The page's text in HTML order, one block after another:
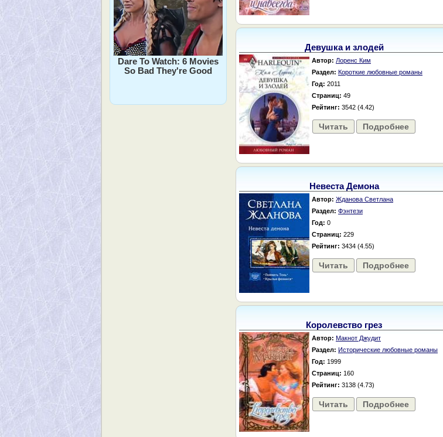
Dare To Watch: 6 Movies
So Bad They're Good
Девушка и злодей
Автор: Лоренс Ким
Раздел: Короткие любовные романы
Год: 2011
Страниц: 49
Рейтинг: 3542 (4.42)
Читать Подробнее
Невеста Демона
Автор: Жданова Светлана
Раздел: Фэнтези
Год: 0
Страниц: 229
Рейтинг: 3434 (4.55)
Читать Подробнее
Королевство грез
Автор: Макнот Джудит
Раздел: Исторические любовные романы
Год: 1999
Страниц: 160
Рейтинг: 3138 (4.73)
Читать Подробнее